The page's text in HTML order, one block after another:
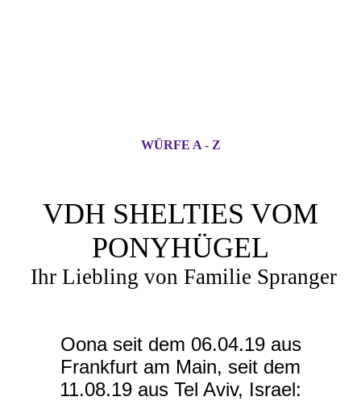
WÜRFE A - Z
VDH SHELTIES VOM
PONYHÜGEL
Ihr Liebling von Familie Spranger
Oona seit dem 06.04.19 aus
Frankfurt am Main, seit dem
11.08.19 aus Tel Aviv, Israel: